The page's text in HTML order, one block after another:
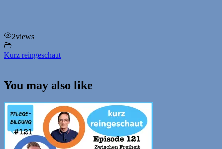
2views
Kurz reingeschaut
You may also like